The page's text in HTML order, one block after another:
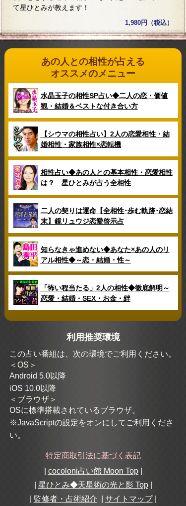
て星ひとみが教えます！
1,980円（税込）
あの人との相性が占える
オススメのメニュー
水晶玉子の相性SP占い◆二人の恋・価値
観・結婚＆ベストな付き合い方
【シウマの相性占い】2人の恋愛相性・結
婚相性・家族相性×恋転機
相性占い◆あの人との基本相性・恋愛相性
は？ 星ひとみが占う全相性
二人の契りは運命【全相性･歩む軌跡･恋結
末】鏡リュウジ恋愛啓示占
知らなきゃ進めない◆あなた×あの人のリ
アル相性◆～恋・結婚・性～
「怖い程当たる」2人の相性◆徹底解明～
恋愛・結婚・SEX・お金・絆
利用推奨環境
この占い番組は、次の環境でご利用ください。
＜OS＞
Android 5.0以降
iOS 10.0以降
＜ブラウザ＞
OSに標準搭載されているブラウザ。
※JavaScriptの設定をオンにしてご利用くださ
い。
特定商取引法に基づく表記
cocoloni占い館 Moon Top|
星ひとみ◆天星術の光と影 Top|
監修者・占術紹介 サイトマップ|